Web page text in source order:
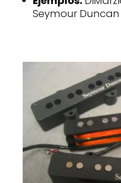
Seymour Duncan